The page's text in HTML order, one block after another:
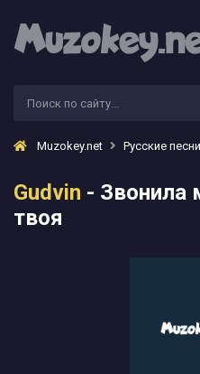
Muzokey.net Русские
Gudvin - Звонила
твоя